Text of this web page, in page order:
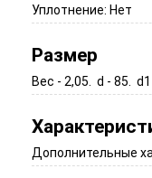
Уплотнение: Нет
Размер
Вес - 2,05. d - 85.
Дополнительные